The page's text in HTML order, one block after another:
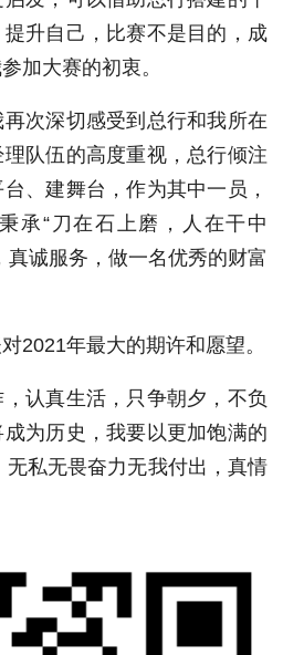
升自己，比赛不是目的，成
加大赛的初衷。
深切感受到总行和我所在
队伍的高度重视，总行倾注
、建舞台，作为其中一员，
承“刀在石上磨，人在干中
真诚服务，做一名优秀的财富
2021年最大的期许和愿望。
认真生活，只争朝夕，不负
为历史，我要以更加饱满的
私无畏奋力无我付出，真情